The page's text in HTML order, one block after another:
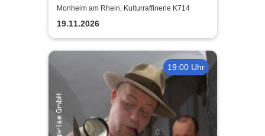
Monheim am Rhein, Kulturraffinerie K714
19.11.2026
19:00 Uhr